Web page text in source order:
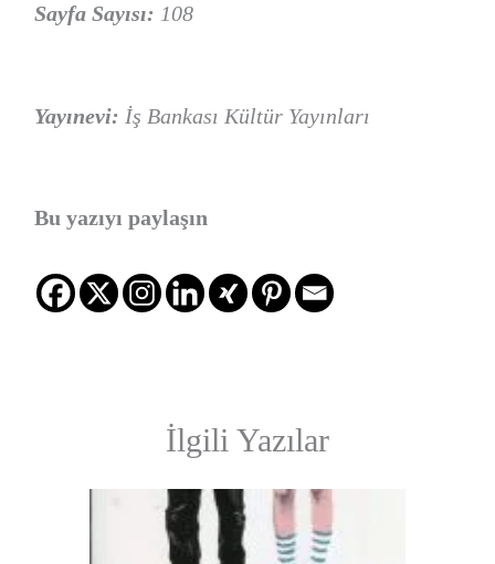
Sayfa Sayısı: 108
Yayınevi: İş Bankası Kültür Yayınları
Bu yazıyı paylaşın
İlgili Yazılar